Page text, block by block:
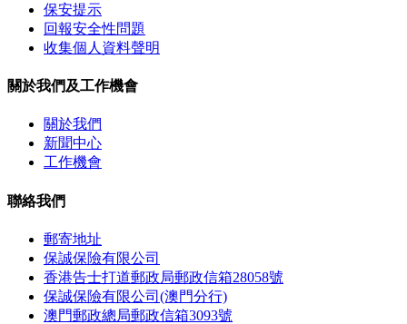
保安提示
回報安全性問題
收集個人資料聲明
關於我們及工作機會
關於我們
新聞中心
工作機會
聯絡我們
郵寄地址
保誠保險有限公司
香港告士打道郵政局郵政信箱28058號
保誠保險有限公司(澳門分行)
澳門郵政總局郵政信箱3093號